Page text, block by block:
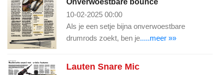
Onverwoestbare bounce
10-02-2025 00:00
Als je een setje bijna onverwoestbare
drumrods zoekt, ben je.....meer »»
Lauten Snare Mic